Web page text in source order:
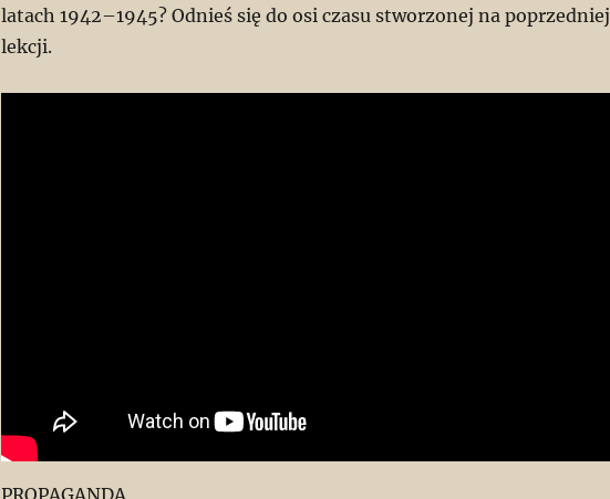
latach 1942–1945? Odnieś się do osi czasu stworzonej na poprzedniej
lekcji.
PROPAGANDA